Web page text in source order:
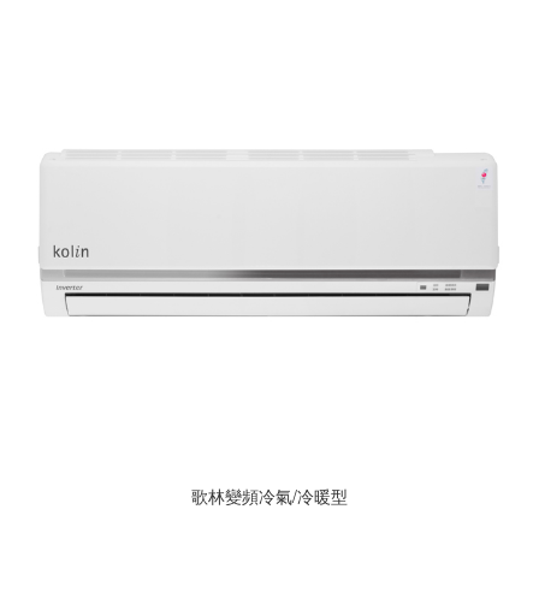
歌林變頻冷氣/冷暖型